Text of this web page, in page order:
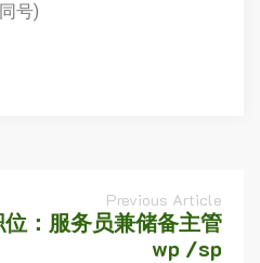
号)
Previous Article
：服务员兼储备主管
wp /sp